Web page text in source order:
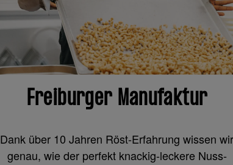
Freiburger Manufaktur
Dank über 10 Jahren Röst-Erfahrung wissen wir
genau, wie der perfekt knackig-leckere Nuss-